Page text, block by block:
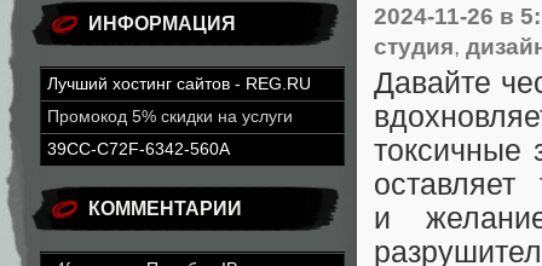
ИНФОРМАЦИЯ
Лучший хостинг сайтов - REG.RU
Промокод 5% скидки на услуги
39CC-C72F-6342-560A
КОММЕНТАРИИ
2024-11-26 в
студия,
Давайте
токсичные
и